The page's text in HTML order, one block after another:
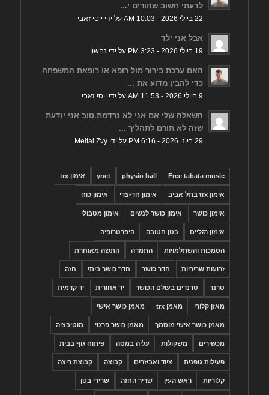
לדעתי חשוב שהורים י...
22 ביולי 2026 - 10:03 AM על ידי יוסי זאבי
אבל אני ילד
19 ביולי 2026 - 3:23 PM על ידי נחשון
האם ערכת בירור מול רופא או רופאת המשפחה
כדי להבין מדוע את ...
9 ביולי 2026 - 11:53 AM על ידי יוסי זאבי
השאלה שלי אם אני לא נרדמת.טוב אני יודעת
שזה לא תורם לתהליך ...
29 ביוני 2026 - 6:16 PM על ידי Meital Zvy
Free tabata music
physio ball
ynet אימון trx
אימון trx בתל אביב אימון חד-צדי אימון כוח
אימון כושר אימון כושר לנשים אימון מטבולי
אימון רגליים בטן חטובה היפרטרופיה
הסמכות והשתלמויות התמדה התשה מאוחרת
זרועות שריריות חדר כושר חדר כושר ביתי חזה
טרנד טרנדים בעולם הכושר יד אחורית יד קדמית
מאזן קלורי מאמן trx מאמן כושר אישי
מאמן כושר אישי מוסמך מאמן כושר פרטי מוטיבציה
מכשירים משקולות עליה במסה פיתוח גוף בבית
פעילות גופנית ציוד ואביזרים קבוצה קבוצת ריצה
קלוריות ראש העין שריר החזה שרירי בטן